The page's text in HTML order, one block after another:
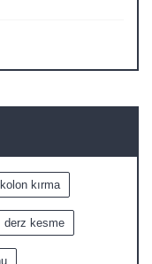
kolon kırma
derz kesme